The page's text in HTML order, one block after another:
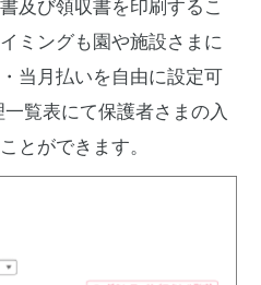
及び領収書を印刷するこ
ミングも園や施設さまに
当月払いを自由に設定可
覧表にて保護者さまの入
とができます。